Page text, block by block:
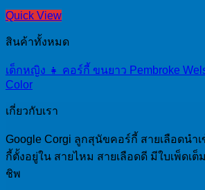
Quick View
สินค้าทั้งหมด
เด็กหญิง 👧 คอร์กี้ ขนยาว Pembroke
Color
เกี่ยวกับเรา
Google Corgi ลูกสุนัขคอร์กี้ สายเลือดนำ
กี้ตั้งอยู่ใน สายไหม สายเลือดดี มีใบเพ็ดเ
ชิพ